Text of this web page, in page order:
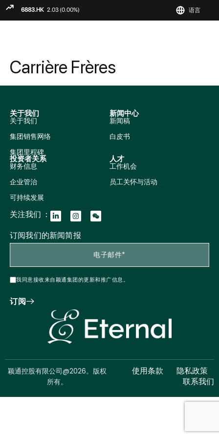
语言
Carrière Frères
关于我们
关于我们
集团销售网络
集团里程碑
新闻中心
新闻稿
白皮书
投资者关系
财务信息
企业管治
可持续发展
人才
工作机会
员工关怀与活动
关注我们 ：
订阅我们的新闻简报
我同意接收来自颖通集团的更新和推广信息。
订阅
颖通控股有限公司@2026。版权
所有。
使用条款
隐私政策
联系我们